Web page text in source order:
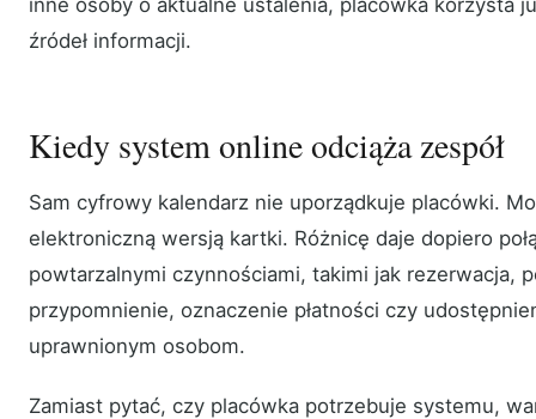
źródeł informacji.
Kiedy system online odciąża zespół
Sam cyfrowy kalendarz nie uporządkuje placówki.
elektroniczną wersją kartki. Różnicę daje dopiero
powtarzalnymi czynnościami, takimi jak rezerwacja,
przypomnienie, oznaczenie płatności czy
uprawnionym osobom.
Zamiast pytać, czy placówka potrzebuje systemu,